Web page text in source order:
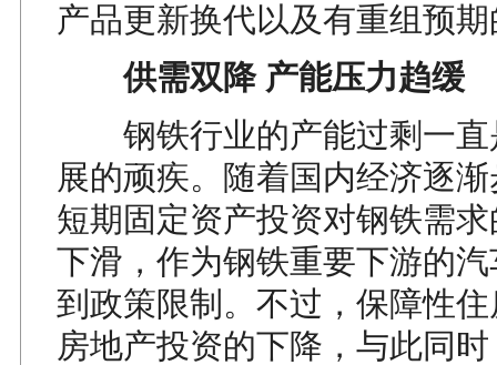
产品更新换代以及有重组预
供需双降 产能压力趋缓
钢铁行业的产能过剩一直
展的顽疾。随着国内经济逐
短期固定资产投资对钢铁需
下滑，作为钢铁重要下游的
到政策限制。不过，保障性
房地产投资的下降，与此同